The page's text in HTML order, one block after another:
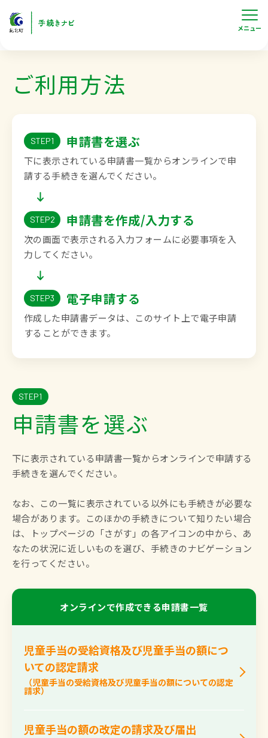
メニュー
ご利用方法
STEP1 申請書を選ぶ
下に表示されている申請書一覧からオンラインで申
請する手続きを選んでください。
STEP2 申請書を作成/入力する
次の画面で表示される入力フォームに必要事項を入
力してください。
STEP3 電子申請する
作成した申請書データは、このサイト上で電子申請
することができます。
STEP1
申請書を選ぶ
下に表示されている申請書一覧からオンラインで申請する
手続きを選んでください。
なお、この一覧に表示されている以外にも手続きが必要な
場合があります。このほかの手続きについて知りたい場合
は、トップページの「さがす」の各アイコンの中から、あ
なたの状況に近しいものを選び、手続きのナビゲーション
を行ってください。
オンラインで作成できる申請書一覧
児童手当の受給資格及び児童手当の額につ
いての認定請求
（児童手当の受給資格及び児童手当の額についての認定
請求）
児童手当の額の改定の請求及び届出